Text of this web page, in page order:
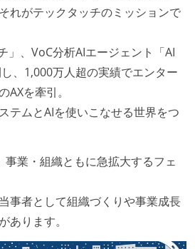
がテックタッチのミッションで
」、VoC分析AIエージェント「AI
、1,000万人超の実績でエンター
を牽引。
テムとAIを使いこなせる世界をつ
事業・組織ともに急拡大するフェ
事者として組織づくりや事業成長
あります。